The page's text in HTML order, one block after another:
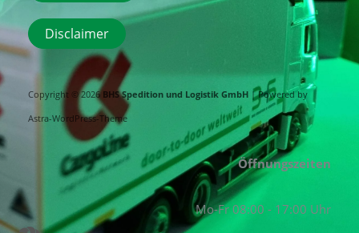
Disclaimer
Copyright © 2026 BHS Spedition und Logistik GmbH | Powered by
Astra-WordPress-Theme
Öffnungszeiten
Mo-Fr 08:00 - 17:00 Uhr